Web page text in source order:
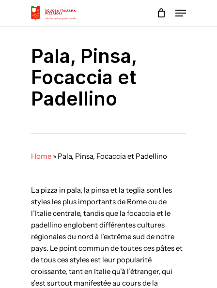
Menu
Pala, Pinsa,
Focaccia et
Padellino
Home » Pala, Pinsa, Focaccia et Padellino
La pizza in pala, la pinsa et la teglia sont les
styles les plus importants de Rome ou de
l’Italie centrale, tandis que la focaccia et le
padellino englobent différentes cultures
régionales du nord à l’extrême sud de notre
pays. Le point commun de toutes ces pâtes et
de tous ces styles est leur popularité
croissante, tant en Italie qu’à l’étranger, qui
s’est surtout manifestée au cours de la